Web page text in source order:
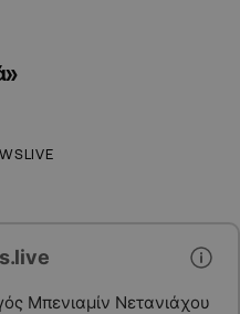
Μπενιαμίν Νετανιάχου